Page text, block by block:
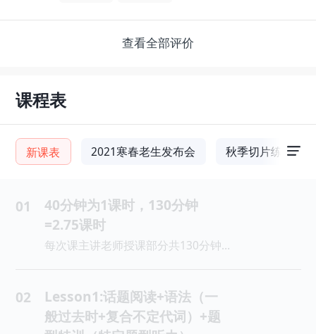
查看全部评价
课程表
新课表 2021寒春老生发布会 秋季切片练习
01
40分钟为1课时，130分钟
=2.75课时
每次课主讲老师授课部分共130分钟，40分钟为1课时，130分钟=2.75课时，主讲授课部分每讲40分钟休息10分钟。
02
Lesson1:话题阅读+语法（一
般过去时+复合不定代词）+题